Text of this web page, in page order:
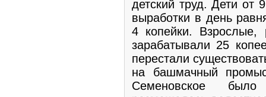
детский труд. Дети от
выработки в день
4 копейки. Взрослые,
зарабатывали 25
перестали
на башмачный
Семеновское